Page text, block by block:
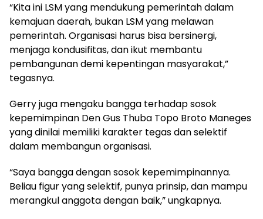
“Kita ini LSM yang mendukung pemerintah dalam
kemajuan daerah, bukan LSM yang melawan
pemerintah. Organisasi harus bisa bersinergi,
menjaga kondusifitas, dan ikut membantu
pembangunan demi kepentingan masyarakat,”
tegasnya.
Gerry juga mengaku bangga terhadap sosok
kepemimpinan Den Gus Thuba Topo Broto Maneges
yang dinilai memiliki karakter tegas dan selektif
dalam membangun organisasi.
“Saya bangga dengan sosok kepemimpinannya.
Beliau figur yang selektif, punya prinsip, dan mampu
merangkul anggota dengan baik,” ungkapnya.